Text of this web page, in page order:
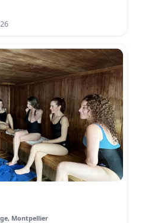
dans une atmosphère
dans une heure de sérénité et
, Montpellier